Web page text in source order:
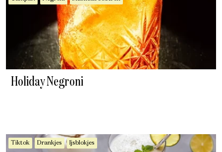
Holiday Negroni
Tiktok Drankjes Ijsblokjes